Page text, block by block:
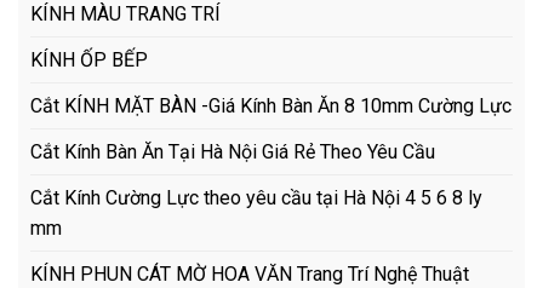
KÍNH MÀU TRANG TRÍ
KÍNH ỐP BẾP
Cắt KÍNH MẶT BÀN -Giá Kính Bàn Ăn 8 10mm Cường Lực
Cắt Kính Bàn Ăn Tại Hà Nội Giá Rẻ Theo Yêu Cầu
Cắt Kính Cường Lực theo yêu cầu tại Hà Nội 4 5 6 8 ly
mm
KÍNH PHUN CÁT MỜ HOA VĂN Trang Trí Nghệ Thuật